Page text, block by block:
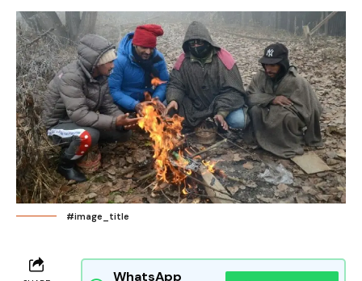
#image_title
WhatsApp